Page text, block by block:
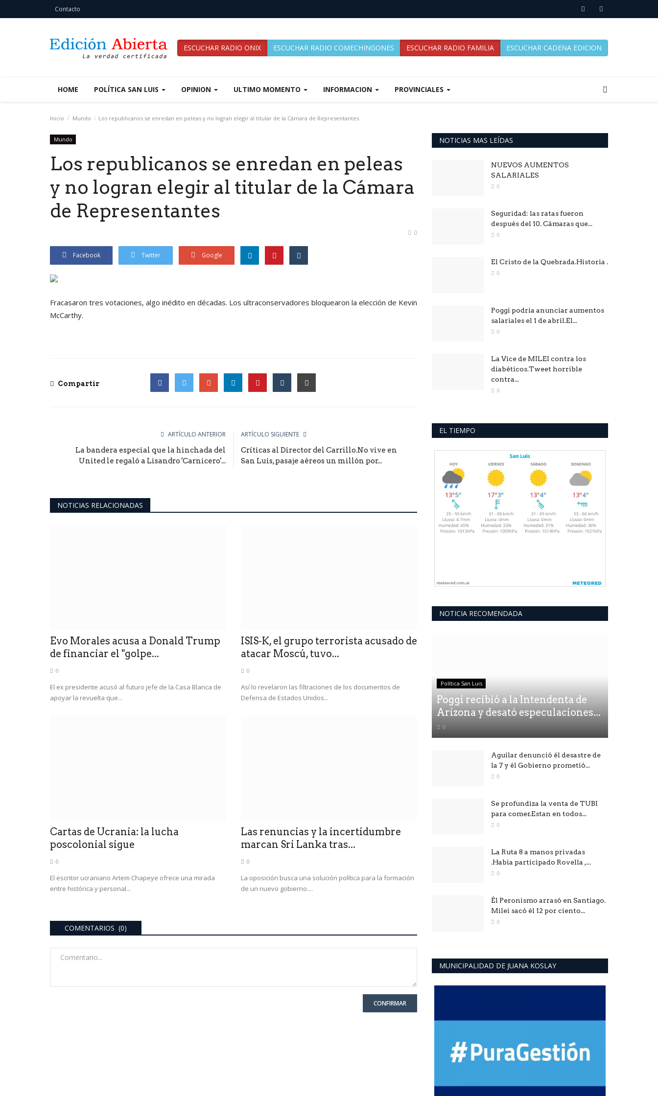
Contacto
ESCUCHAR RADIO ONIX ESCUCHAR RADIO COMECHINGONES ESCUCHAR RADIO FAMILIA ESCUCHAR CADENA EDICION
HOME POLÍTICA SAN LUIS OPINION ULTIMO MOMENTO INFORMACION PROVINCIALES
Inicio Mundo Los republicanos se enredan en peleas y no logran elegir al titular de la Cámara de Representantes
Mundo
Los republicanos se enredan en peleas
y no logran elegir al titular de la Cámara
de Representantes
0
Facebook Twitter Google
Fracasaron tres votaciones, algo inédito en décadas. Los ultraconservadores bloquearon la elección de Kevin
McCarthy.
Compartir
ARTÍCULO ANTERIOR
La bandera especial que la hinchada del
United le regaló a Lisandro 'Carnicero'...
ARTÍCULO SIGUIENTE
Críticas al Director del Carrillo.No vive en
San Luis, pasaje aéreos un millón por...
NOTICIAS RELACIONADAS
Evo Morales acusa a Donald Trump
de financiar el "golpe...
0
El ex presidente acusó al futuro jefe de la Casa Blanca de
apoyar la revuelta que...
ISIS-K, el grupo terrorista acusado de
atacar Moscú, tuvo...
0
Así lo revelaron las filtraciones de los documentos de
Defensa de Estados Unidos...
Cartas de Ucrania: la lucha
poscolonial sigue
0
El escritor ucraniano Artem Chapeye ofrece una mirada
entre histórica y personal...
Las renuncias y la incertidumbre
marcan Sri Lanka tras...
0
La oposición busca una solución política para la formación
de un nuevo gobierno....
COMENTARIOS (0)
CONFIRMAR
NOTICIAS MAS LEÍDAS
NUEVOS AUMENTOS
SALARIALES
0
Seguridad: las ratas fueron
después del 10. Cámaras que...
0
El Cristo de la Quebrada.Historia .
0
Poggi podría anunciar aumentos
salariales el 1 de abril.El...
0
La Vice de MILEI contra los
diabéticos.Tweet horrible
contra...
0
EL TIEMPO
NOTICIA RECOMENDADA
Política San Luis
Poggi recibió a la Intendenta de
Arizona y desató especulaciones...
0
Aguilar denunció él desastre de
la 7 y él Gobierno prometió...
0
Se profundiza la venta de TUBI
para comer.Estan en todos...
0
La Ruta 8 a manos privadas
.Habia participado Rovella ,...
0
Él Peronismo arrasó en Santiago.
Milei sacó él 12 por ciento...
0
MUNICIPALIDAD DE JUANA KOSLAY